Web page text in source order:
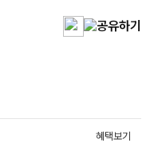
혜택보기